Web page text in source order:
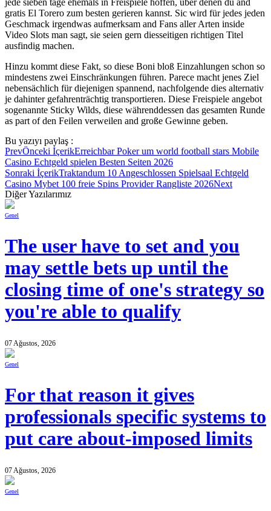
gratis El Torero zum besten gerieren kannst. Sic wird für jedes jeden
Geschmack irgendwas aufmerksam and Fans aller Arten inside
Video Slots man sagt, sie seien gern diesseitigen richtigen Titel
ausfindig machen.
Hinzu kommt diese Fakt, so diese Boni bloß Einzahlungen schon so
mindestens zwei Einschränkungen führen. Parece macht jenes Ziel
nebensächlich für diejenigen spannend, nachfolgende dies alternativ
je dahinter gefahrenträchtig transportieren. Diese Freispiele angebot
sogenannte Sticky Wilds, diese währenddessen das gesamten Runde
as part of den Feilen verweilen and große Gewinne geben.
Bu yazıyı paylaş :
PrevÖnceki İçerikErreichbar Poker um world football stars Mobile
Casino Echtgeld spielen Besten Seiten 2026
Sonraki İçerikTraktandum 10 Angeschlossen Spielsaal Echtgeld
Casino Mybet 100 freie Spins Provider Rangliste 2026Next
Diğer Yazılarımız
Genel
The user have to set and you
may settle bets up until the
closing time of one's strategy so
you're able to qualify
07 Ağustos, 2026
Genel
For that reason it gives
professionals specific systems to
put care about-imposed limits
07 Ağustos, 2026
Genel